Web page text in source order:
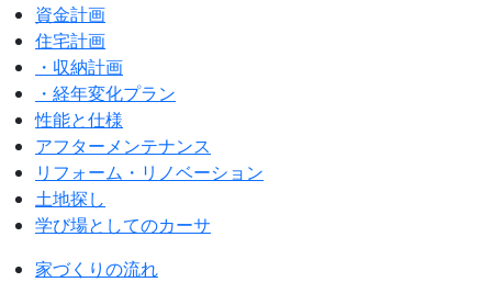
資金計画
住宅計画
・収納計画
・経年変化プラン
性能と仕様
アフターメンテナンス
リフォーム・リノベーション
土地探し
学び場としてのカーサ
家づくりの流れ